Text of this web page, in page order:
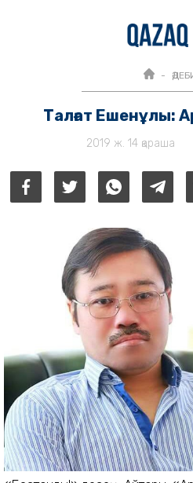
Талғат Ешенұлы:
2019 ж. 14 қараша